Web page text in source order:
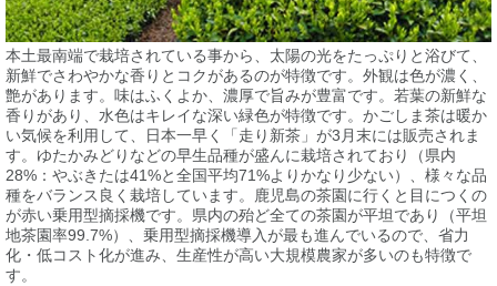
本土最南端で栽培されている事から、太陽の光をたっぷりと浴びて、
新鮮でさわやかな香りとコクがあるのが特徴です。外観は色が濃く、
艶があります。味はふくよか、濃厚で旨みが豊富です。若葉の新鮮な
香りがあり、水色はキレイな深い緑色が特徴です。かごしま茶は暖か
い気候を利用して、日本一早く「走り新茶」が3月末には販売されま
す。ゆたかみどりなどの早生品種が盛んに栽培されており（県内
28%：やぶきたは41%と全国平均71%よりかなり少ない）、様々な品
種をバランス良く栽培しています。鹿児島の茶園に行くと目につくの
が赤い乗用型摘採機です。県内の殆ど全ての茶園が平坦であり（平坦
地茶園率99.7%）、乗用型摘採機導入が最も進んでいるので、省力
化・低コスト化が進み、生産性が高い大規模農家が多いのも特徴で
す。